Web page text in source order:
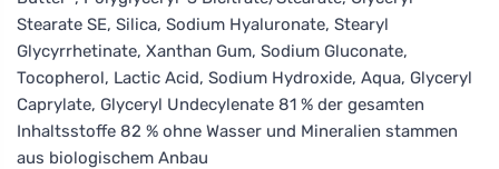
Stearate SE, Silica, Sodium Hyaluronate, Stearyl
Glycyrrhetinate, Xanthan Gum, Sodium Gluconate,
Tocopherol, Lactic Acid, Sodium Hydroxide, Aqua, Glyceryl
Caprylate, Glyceryl Undecylenate 81 % der gesamten
Inhaltsstoffe 82 % ohne Wasser und Mineralien stammen
aus biologischem Anbau